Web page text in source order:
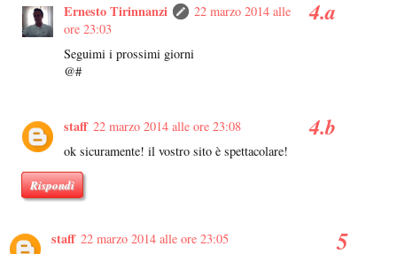
Ernesto Tirinnanzi
22 marzo 2014 alle
ore 23:03
Seguimi i prossimi giorni
@#
staff 22 marzo 2014 alle ore 23:08
ok sicuramente! il vostro sito è spettacolare!
Rispondi
staff 22 marzo 2014 alle ore 23:05